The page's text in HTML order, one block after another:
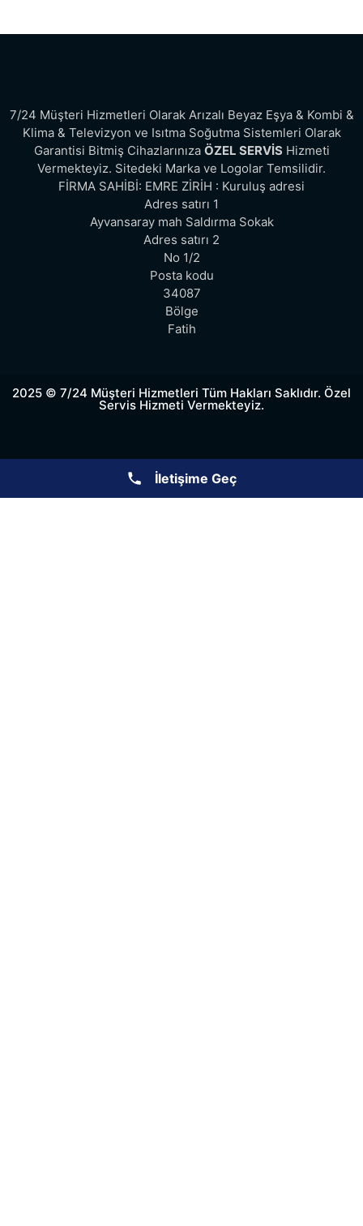
7/24 Müşteri Hizmetleri Olarak Arızalı Beyaz Eşya & Kombi &
Klima & Televizyon ve Isıtma Soğutma Sistemleri Olarak
Garantisi Bitmiş Cihazlarınıza ÖZEL SERVİSHizmeti
Vermekteyiz. Sitedeki Marka ve Logolar Temsilidir.
FİRMA SAHİBİ: EMRE ZİRİH : Kuruluş adresi
Adres satırı 1
Ayvansaray mah Saldırma Sokak
Adres satırı 2
No 1/2
Posta kodu
34087
Bölge
Fatih
2025 © 7/24 Müşteri Hizmetleri Tüm Hakları Saklıdır. Özel
Servis Hizmeti Vermekteyiz.
İletişime Geç